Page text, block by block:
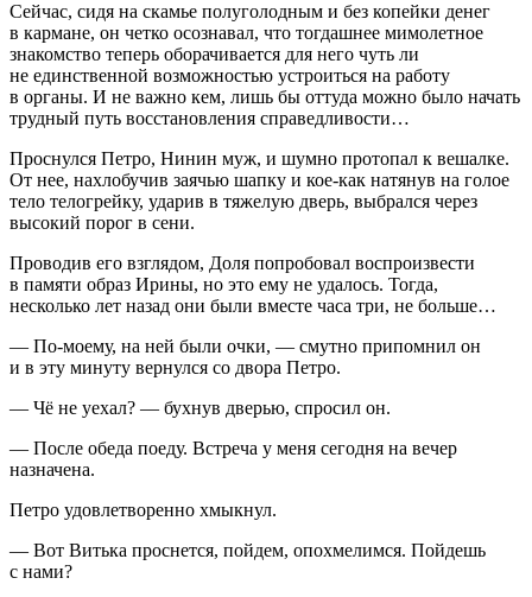
Сейчас, сидя на скамье полуголодным и без копейки денег
в кармане, он четко осознавал, что тогдашнее мимолетное
знакомство теперь оборачивается для него чуть ли
не единственной возможностью устроиться на работу
в органы. И не важно кем, лишь бы оттуда можно было начать
трудный путь восстановления справедливости…
Проснулся Петро, Нинин муж, и шумно протопал к вешалке.
От нее, нахлобучив заячью шапку и кое-как натянув на голое
тело телогрейку, ударив в тяжелую дверь, выбрался через
высокий порог в сени.
Проводив его взглядом, Доля попробовал воспроизвести
в памяти образ Ирины, но это ему не удалось. Тогда,
несколько лет назад они были вместе часа три, не больше…
— По-моему, на ней были очки, — смутно припомнил он
и в эту минуту вернулся со двора Петро.
— Чё не уехал? — бухнув дверью, спросил он.
— После обеда поеду. Встреча у меня сегодня на вечер
назначена.
Петро удовлетворенно хмыкнул.
— Вот Витька проснется, пойдем, опохмелимся. Пойдешь
с нами?